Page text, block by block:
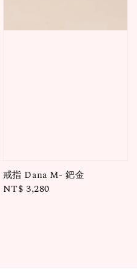
戒指 Dana M- 鈀金
Regular
NT$ 3,280